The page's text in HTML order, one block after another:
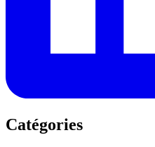
Catégories